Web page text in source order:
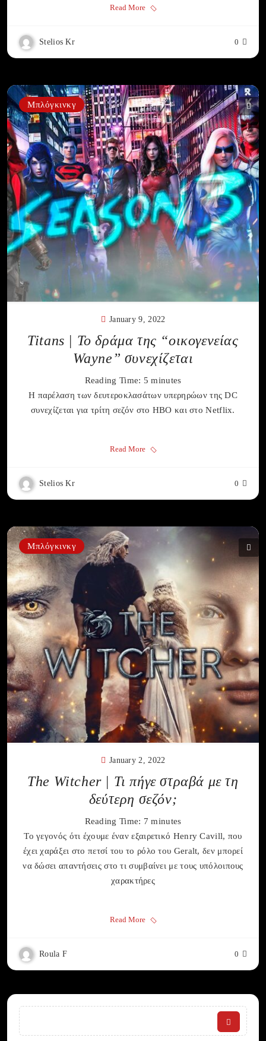
Read More
Stelios Kr 0
Μπλόγκινκγ
January 9, 2022
Titans | Το δράμα της “οικογενείας
Wayne” συνεχίζεται
Reading Time: 5 minutes
Η παρέλαση των δευτεροκλασάτων υπερηρώων της DC
συνεχίζεται για τρίτη σεζόν στο HBO και στο Netflix.
Read More
Stelios Kr 0
Μπλόγκινκγ
January 2, 2022
The Witcher | Τι πήγε στραβά με τη
δεύτερη σεζόν;
Reading Time: 7 minutes
Το γεγονός ότι έχουμε έναν εξαιρετικό Henry Cavill, που
έχει χαράξει στο πετσί του το ρόλο του Geralt, δεν μπορεί
να δώσει απαντήσεις στο τι συμβαίνει με τους υπόλοιπους
χαρακτήρες
Read More
Roula F 0
Search